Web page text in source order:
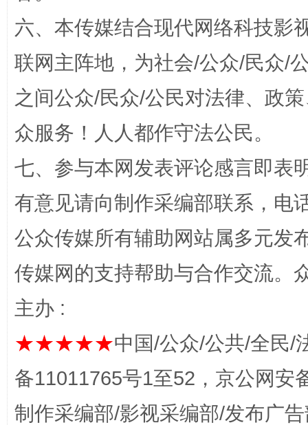
招工难、用工荒背后
网上购药对药下症？
六、本传媒结合现代网络科技影
联网主阵地，为社会/公众/民众/
之间公众/民众/公民对法律、政
众服务！人人都作守法公民。
七、参与本网发表评论感言即表
有意见请向制作采编部联系，电
公众传媒所有辅助网站属多元发
传媒网的支持帮助与合作交流。
主办 :
★★★★★中国/公众/公共/全民/
备11011765号1至52，京公网安
制作采编部/影视采编部/发布广